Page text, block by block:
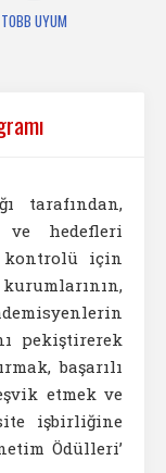
TOBB UYUM
tarafından,
ve hedefleri
kontrolü için
pekiştirerek
başarılı
etmek ve
işbirliğine
Ödülleri’